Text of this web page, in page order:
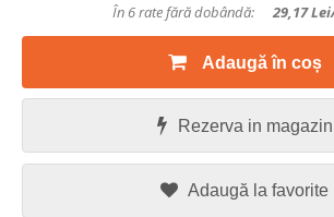
În 6 rate fără dobândă: 29,17
Adaugă în coș
Rezerva in magazin
Adaugă la favorite